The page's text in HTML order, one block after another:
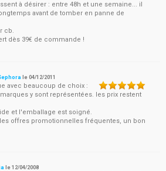
à désirer : entre 48h et une semaine... il
avant de tomber en panne de
cb.
dès 39€ de commande !
le04/12/2011
avec beaucoup de choix :
y sont représentées. les prix restent
et l'emballage est soigné.
offres promotionnelles fréquentes, un bon
le12/04/2008